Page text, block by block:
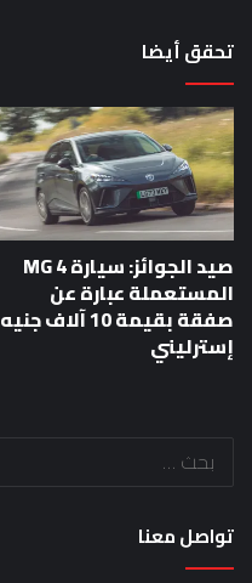
تحقق أيضا
صيد الجوائز: سيارة MG 4
المستعملة عبارة عن
صفقة بقيمة 10 آلاف جنيه
إسترليني
تواصل معنا